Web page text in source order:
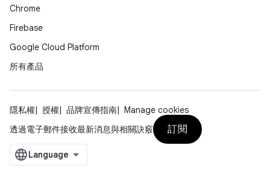
Chrome
Firebase
Google Cloud Platform
所有產品
隱私權 授權 品牌宣傳指南
Manage cookies
透過電子郵件接收最新消息與相關訣竅
訂閱